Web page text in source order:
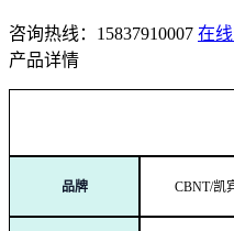
咨询热线：15837910007 在
产品详情
品牌 CBNT/凯